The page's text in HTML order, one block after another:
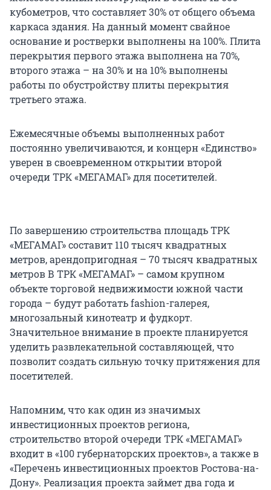
кубометров, что составляет 30% от общего объема
каркаса здания. На данный момент свайное
основание и ростверки выполнены на 100%. Плита
перекрытия первого этажа выполнена на 70%,
второго этажа – на 30% и на 10% выполнены
работы по обустройству плиты перекрытия
третьего этажа.
Ежемесячные объемы выполненных работ
постоянно увеличиваются, и концерн «Единство»
уверен в своевременном открытии второй
очереди ТРК «МЕГАМАГ» для посетителей.
По завершению строительства площадь ТРК
«МЕГАМАГ» составит 110 тысяч квадратных
метров, арендопригодная – 70 тысяч квадратных
метров В ТРК «МЕГАМАГ» – самом крупном
объекте торговой недвижимости южной части
города – будут работать fashion-галерея,
многозальный кинотеатр и фудкорт.
Значительное внимание в проекте планируется
уделить развлекательной составляющей, что
позволит создать сильную точку притяжения для
посетителей.
Напомним, что как один из значимых
инвестиционных проектов региона,
строительство второй очереди ТРК «МЕГАМАГ»
входит в «100 губернаторских проектов», а также в
«Перечень инвестиционных проектов Ростова-на-
Дону». Реализация проекта займет два года и